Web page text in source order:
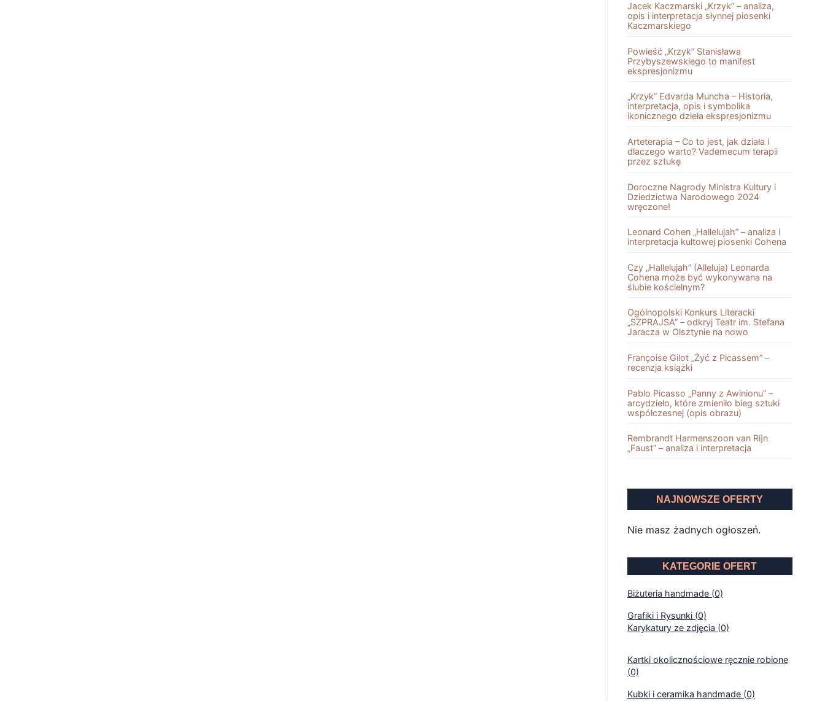
Jacek Kaczmarski „Krzyk” – analiza,
opis i interpretacja słynnej piosenki
Kaczmarskiego
Powieść „Krzyk” Stanisława
Przybyszewskiego to manifest
ekspresjonizmu
„Krzyk” Edvarda Muncha – Historia,
interpretacja, opis i symbolika
ikonicznego dzieła ekspresjonizmu
Arteterapia – Co to jest, jak działa i
dlaczego warto? Vademecum terapii
przez sztukę
Doroczne Nagrody Ministra Kultury i
Dziedzictwa Narodowego 2024
wręczone!
Leonard Cohen „Hallelujah” – analiza i
interpretacja kultowej piosenki Cohena
Czy „Hallelujah” (Alleluja) Leonarda
Cohena może być wykonywana na
ślubie kościelnym?
Ogólnopolski Konkurs Literacki
„SZPRAJSA” – odkryj Teatr im. Stefana
Jaracza w Olsztynie na nowo
Françoise Gilot „Żyć z Picassem” –
recenzja książki
Pablo Picasso „Panny z Awinionu” –
arcydzieło, które zmieniło bieg sztuki
współczesnej (opis obrazu)
Rembrandt Harmenszoon van Rĳn
„Faust” – analiza i interpretacja
NAJNOWSZE OFERTY
Nie masz żadnych ogłoszeń.
KATEGORIE OFERT
Biżuteria handmade (0)
Grafiki i Rysunki (0)
Karykatury ze zdjęcia (0)
Kartki okolicznościowe ręcznie robione
(0)
Kubki i ceramika handmade (0)